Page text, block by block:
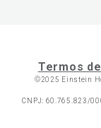
Termos
©2025 Einstein
CNPJ: 60.765.823/